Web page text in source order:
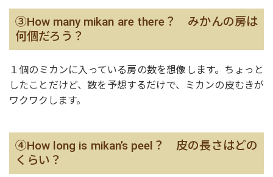
③How many mikan are there？ みかんの房は
何個だろう？
１個のミカンに入っている房の数を想像します。ちょっと
したことだけど、数を予想するだけで、ミカンの皮むきが
ワクワクします。
④How long is mikan’s peel？ 皮の長さはどの
くらい？